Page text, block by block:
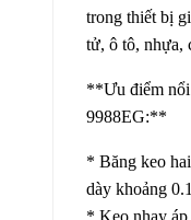
trong thiết bị
tử, ô tô, nhựa,
**Ưu điểm nổi
9988EG:**
* Băng keo
dày khoảng
* Keo nhạy